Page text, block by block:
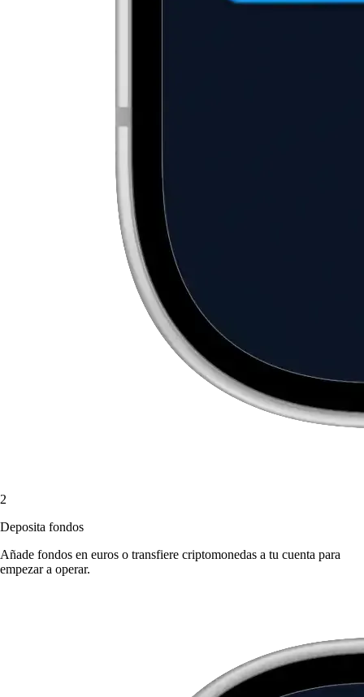
2
Deposita fondos
Añade fondos en euros o transfiere criptomonedas a tu cuenta para
empezar a operar.